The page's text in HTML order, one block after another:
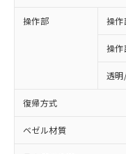
操作部 操作
操作
透
復帰方式
ベゼル材質